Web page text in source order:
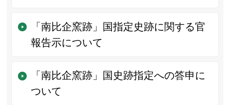
「南比企窯跡」国指定史跡に関する官
報告示について
「南比企窯跡」国史跡指定への答申に
ついて